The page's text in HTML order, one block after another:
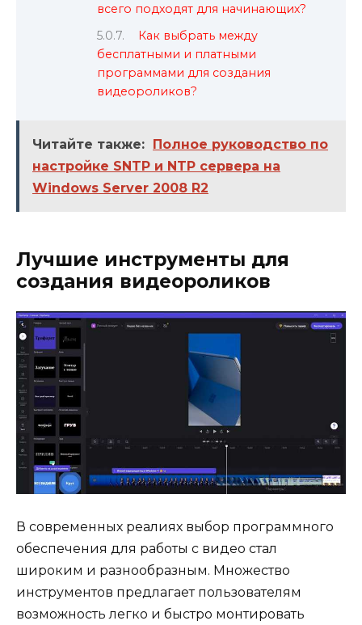
всего подходят для начинающих?
Как выбрать между
бесплатными и платными
программами для создания
видеороликов?
Читайте также:
Полное руководство по
настройке SNTP и NTP сервера на
Windows Server 2008 R2
Лучшие инструменты для
создания видеороликов
В современных реалиях выбор программного
обеспечения для работы с видео стал
широким и разнообразным. Множество
инструментов предлагает пользователям
возможность легко и быстро монтировать